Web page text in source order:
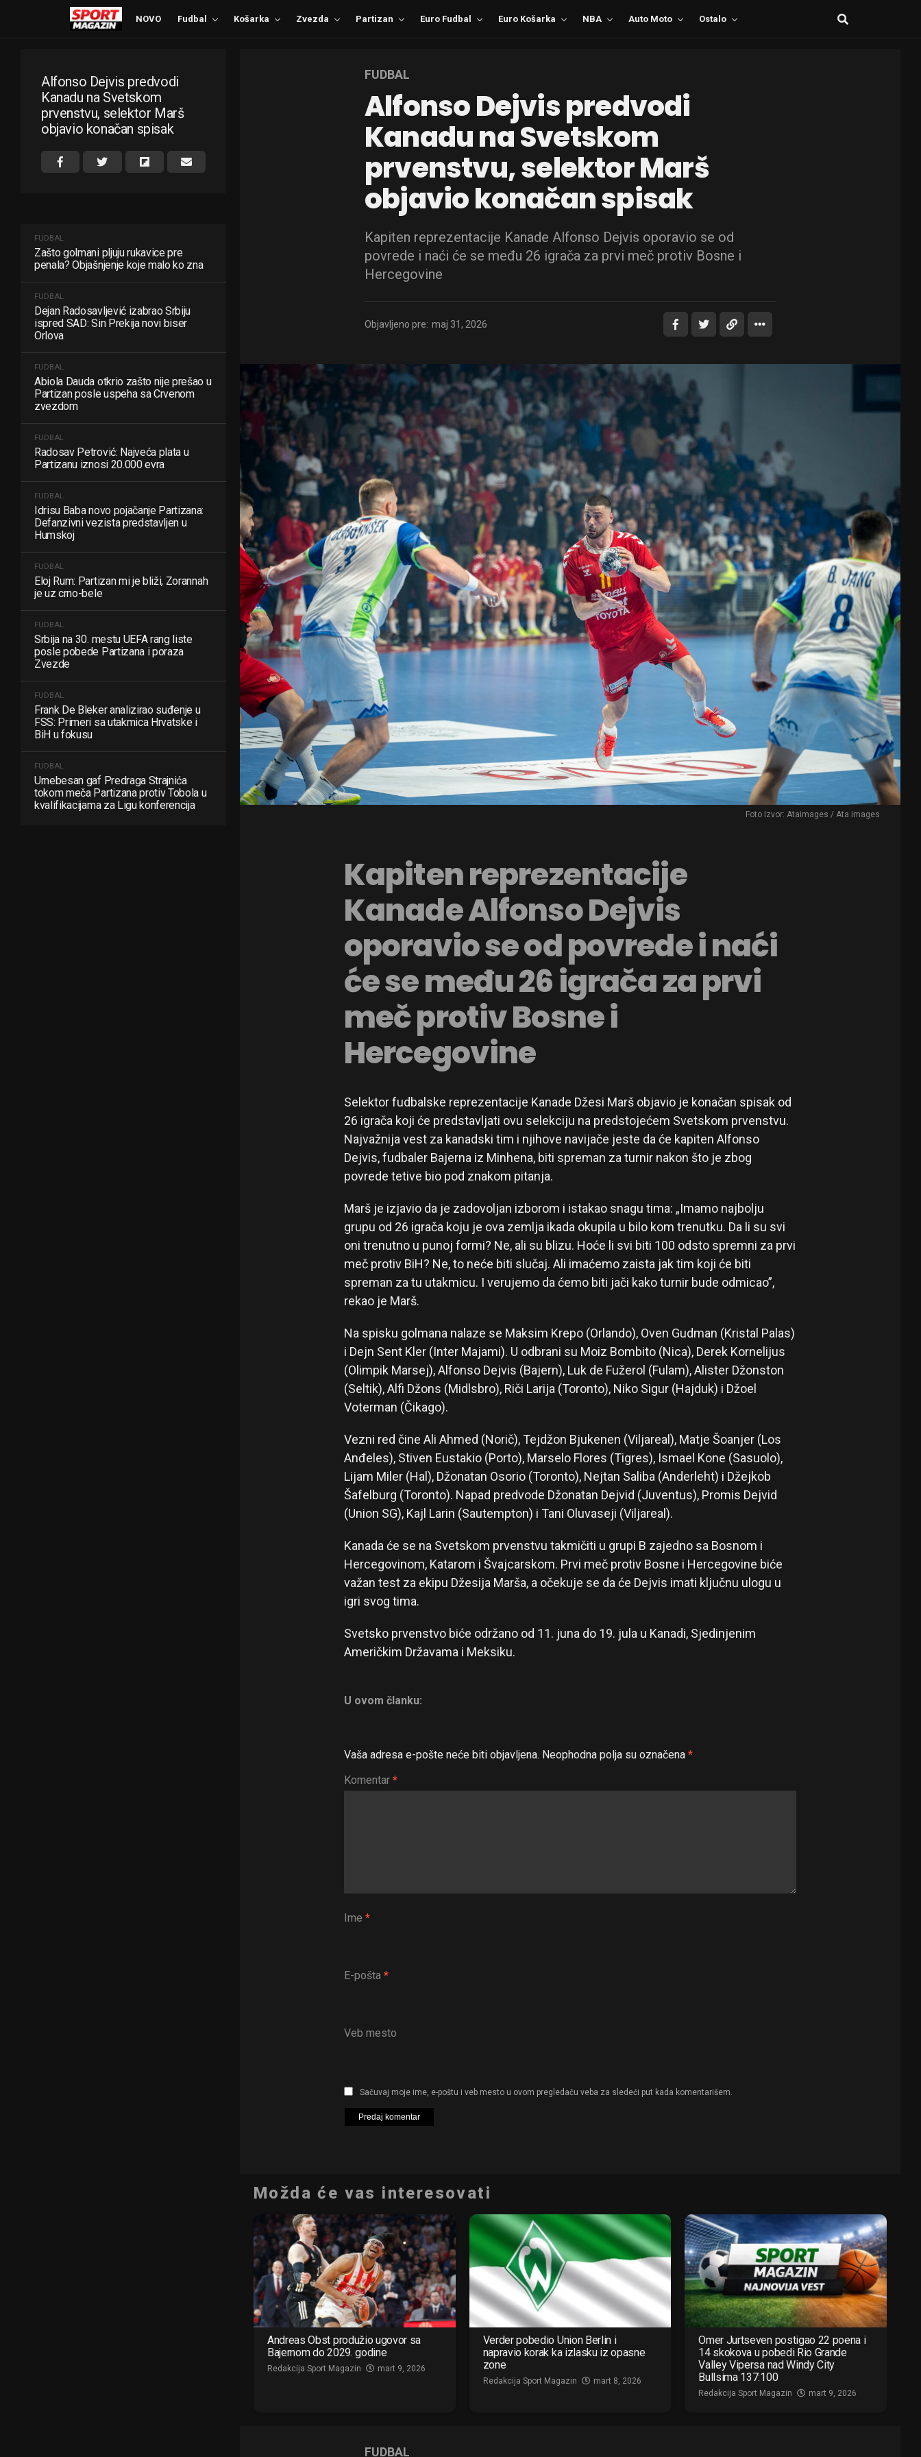
NOVO Fudbal Košarka Zvezda Partizan Euro Fudbal Euro Košarka NBA Auto Moto Ostalo
Alfonso Dejvis predvodi
Kanadu na Svetskom
prvenstvu, selektor Marš
objavio konačan spisak
FUDBAL
Zašto golmani pljuju rukavice pre
penala? Objašnjenje koje malo ko zna
FUDBAL
Dejan Radosavljević izabrao Srbiju
ispred SAD: Sin Prekija novi biser
Orlova
FUDBAL
Abiola Dauda otkrio zašto nije prešao u
Partizan posle uspeha sa Crvenom
zvezdom
FUDBAL
Radosav Petrović: Najveća plata u
Partizanu iznosi 20.000 evra
FUDBAL
Idrisu Baba novo pojačanje Partizana:
Defanzivni vezista predstavljen u
Humskoj
FUDBAL
Eloj Rum: Partizan mi je bliži, Zorannah
je uz crno-bele
FUDBAL
Srbija na 30. mestu UEFA rang liste
posle pobede Partizana i poraza
Zvezde
FUDBAL
Frank De Bleker analizirao suđenje u
FSS: Primeri sa utakmica Hrvatske i
BiH u fokusu
FUDBAL
Urnebesan gaf Predraga Strajnića
tokom meča Partizana protiv Tobola u
kvalifikacijama za Ligu konferencija
FUDBAL
Alfonso Dejvis predvodi
Kanadu na Svetskom
prvenstvu, selektor Marš
objavio konačan spisak
Kapiten reprezentacije Kanade Alfonso Dejvis oporavio se od
povrede i naći će se među 26 igrača za prvi meč protiv Bosne i
Hercegovine
Objavljeno pre: maj 31, 2026
Foto Izvor: Ataimages / Ata images
Kapiten reprezentacije
Kanade Alfonso Dejvis
oporavio se od povrede i naći
će se među 26 igrača za prvi
meč protiv Bosne i
Hercegovine
Selektor fudbalske reprezentacije Kanade Džesi Marš objavio je konačan spisak od
26 igrača koji će predstavljati ovu selekciju na predstojećem Svetskom prvenstvu.
Najvažnija vest za kanadski tim i njihove navijače jeste da će kapiten Alfonso
Dejvis, fudbaler Bajerna iz Minhena, biti spreman za turnir nakon što je zbog
povrede tetive bio pod znakom pitanja.
Marš je izjavio da je zadovoljan izborom i istakao snagu tima: „Imamo najbolju
grupu od 26 igrača koju je ova zemlja ikada okupila u bilo kom trenutku. Da li su svi
oni trenutno u punoj formi? Ne, ali su blizu. Hoće li svi biti 100 odsto spremni za prvi
meč protiv BiH? Ne, to neće biti slučaj. Ali imaćemo zaista jak tim koji će biti
spreman za tu utakmicu. I verujemo da ćemo biti jači kako turnir bude odmicao”,
rekao je Marš.
Na spisku golmana nalaze se Maksim Krepo (Orlando), Oven Gudman (Kristal Palas)
i Dejn Sent Kler (Inter Majami). U odbrani su Moiz Bombito (Nica), Derek Kornelijus
(Olimpik Marsej), Alfonso Dejvis (Bajern), Luk de Fužerol (Fulam), Alister Džonston
(Seltik), Alfi Džons (Midlsbro), Riči Larija (Toronto), Niko Sigur (Hajduk) i Džoel
Voterman (Čikago).
Vezni red čine Ali Ahmed (Norič), Tejdžon Bjukenen (Viljareal), Matje Šoanjer (Los
Anđeles), Stiven Eustakio (Porto), Marselo Flores (Tigres), Ismael Kone (Sasuolo),
Lijam Miler (Hal), Džonatan Osorio (Toronto), Nejtan Saliba (Anderleht) i Džejkob
Šafelburg (Toronto). Napad predvode Džonatan Dejvid (Juventus), Promis Dejvid
(Union SG), Kajl Larin (Sautempton) i Tani Oluvaseji (Viljareal).
Kanada će se na Svetskom prvenstvu takmičiti u grupi B zajedno sa Bosnom i
Hercegovinom, Katarom i Švajcarskom. Prvi meč protiv Bosne i Hercegovine biće
važan test za ekipu Džesija Marša, a očekuje se da će Dejvis imati ključnu ulogu u
igri svog tima.
Svetsko prvenstvo biće održano od 11. juna do 19. jula u Kanadi, Sjedinjenim
Američkim Državama i Meksiku.
U ovom članku:
Vaša adresa e-pošte neće biti objavljena. Neophodna polja su označena *
Komentar *
Ime *
E-pošta *
Veb mesto
Sačuvaj moje ime, e-poštu i veb mesto u ovom pregledaču veba za sledeći put kada komentarišem.
Možda će vas interesovati
Andreas Obst produžio ugovor sa
Bajernom do 2029. godine
Redakcija Sport Magazin mart 9, 2026
Verder pobedio Union Berlin i
napravio korak ka izlasku iz opasne
zone
Redakcija Sport Magazin mart 8, 2026
Omer Jurtseven postigao 22 poena i
14 skokova u pobedi Rio Grande
Valley Vipersa nad Windy City
Bullsima 137:100
Redakcija Sport Magazin mart 9, 2026
FUDBAL